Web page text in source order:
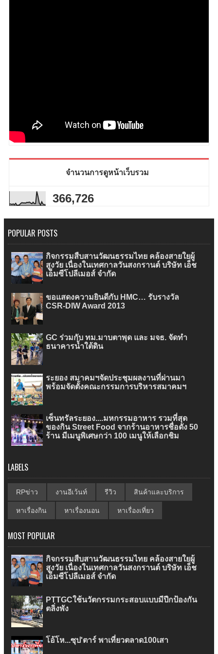
จำนวนการดูหน้าเว็บรวม
366,726
POPULAR POSTS
กิจกรรมสืบสานวัฒนธรรมไทย คล้องสายใยผู้
สูงวัย เนื่องในเทศกาลวันสงกรานต์ บริษัท เอ็ช
เอ็มซีโปลีเมอส์ จำกัด
ขอแสดงความยินดีกับ HMC… รับรางวัล
CSR-DIW Award 2013
GC ร่วมกับ ทม.มาบตาพุด และ มจธ. จัดทำ
ธนาคารน้ำใต้ดิน
ระยอง สมาคมฯจัดประชุมผลงานที่ผ่านมา
พร้อมจัดตั้งคณะกรรมการบริหารสมาคมฯ
เซ็นทรัลระยอง....มหกรรมอาหาร รวมที่สุด
ของกิน Street Food จากร้านอาหารชื่อดัง 50
ร้าน มีเมนูพิเศษกว่า 100 เมนูให้เลือกชิม
LABELS
RPข่าว งานอีเว้นท์ รีวิว สินค้าและบริการ
หาเรื่องกิน หาเรื่องนอน หาเรื่องเที่ยว
MOST POPULAR
กิจกรรมสืบสานวัฒนธรรมไทย คล้องสายใยผู้
สูงวัย เนื่องในเทศกาลวันสงกรานต์ บริษัท เอ็ช
เอ็มซีโปลีเมอส์ จำกัด
PTTGCใช้นวัตกรรมกระสอบแบบมีปีกป้องกัน
ตลิ่งพัง
โอ้โห...ซุป'ตาร์ พาเที่ยวตลาด100เสา